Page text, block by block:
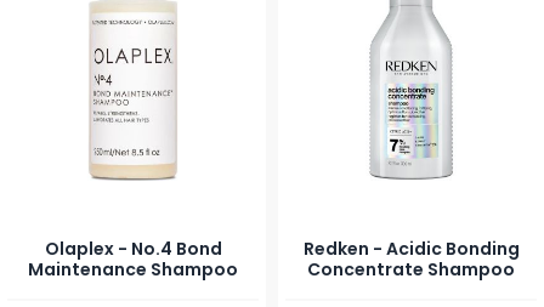
Olaplex - No.4 Bond
Maintenance Shampoo
Redken - Acidic Bonding
Concentrate Shampoo